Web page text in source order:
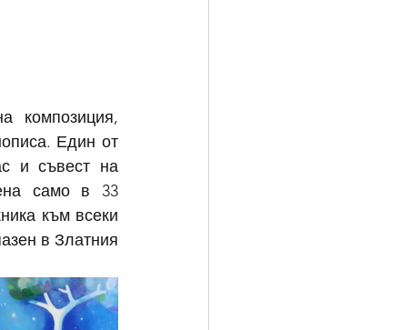
композиция,
Един от
и съвест на
само в 33
към всеки
в Златния